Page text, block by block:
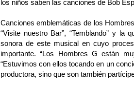
los niños saben las canciones de Bob
Canciones emblemáticas de los
“Visite nuestro Bar”, “Temblando” y
sonora de este musical en cuyo
importante. “Los Hombres G están
“Estuvimos con ellos tocando en un
productora, sino que son también